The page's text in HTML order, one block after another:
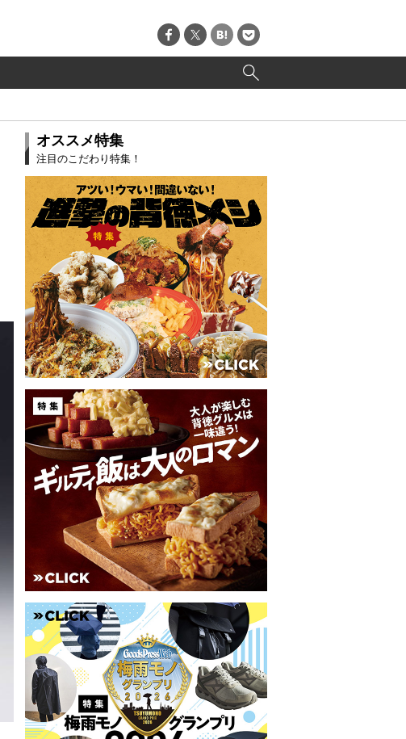
オススメ特集
注目のこだわり特集！